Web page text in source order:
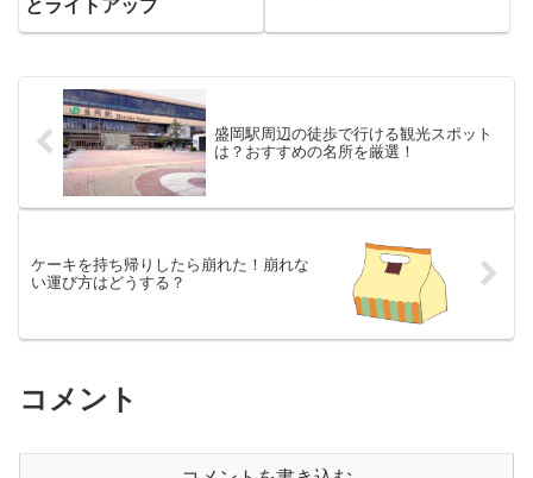
とライトアップ
盛岡駅周辺の徒歩で行ける観光スポット
は？おすすめの名所を厳選！
ケーキを持ち帰りしたら崩れた！崩れな
い運び方はどうする？
コメント